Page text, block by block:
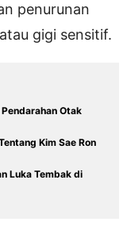
penurunan
gigi sensitif.
Otak
Kim Sae Ron
Luka Tembak di